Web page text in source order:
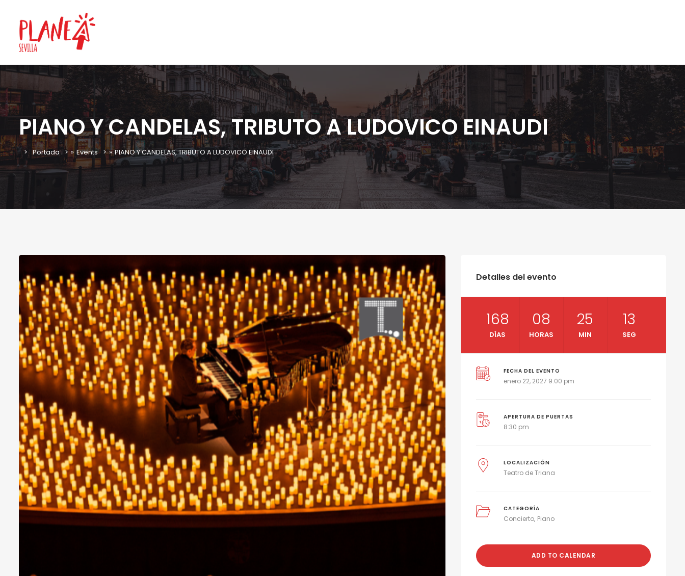
PIANO Y CANDELAS, TRIBUTO A LUDOVICO EINAUDI
Portada » Events » PIANO Y CANDELAS, TRIBUTO A LUDOVICO EINAUDI
Detalles del evento
168
DÍAS
08
HORAS
25
MIN
12
SEG
FECHA DEL EVENTO
enero 22, 2027 9:00 pm
APERTURA DE PUERTAS
8:30 pm
LOCALIZACIÓN
Teatro de Triana
CATEGORÍA
Concierto Piano
ADD TO CALENDAR